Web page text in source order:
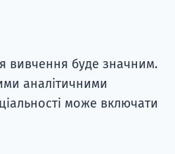
вивчення буде значним.
аналітичними
може включати